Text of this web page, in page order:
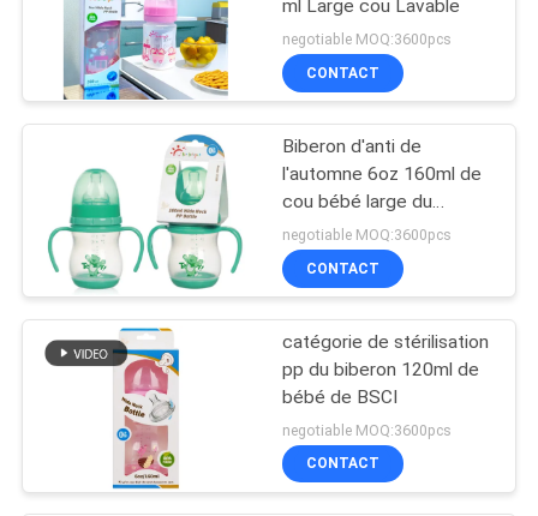
SITE
PRIVACY
POLICY
ml Large cou Lavable
negotiable MOQ:3600pcs
CONTACT
Biberon d'anti de
l'automne 6oz 160ml de
cou bébé large du
silicone pp
negotiable MOQ:3600pcs
CONTACT
catégorie de stérilisation
pp du biberon 120ml de
bébé de BSCI
negotiable MOQ:3600pcs
CONTACT